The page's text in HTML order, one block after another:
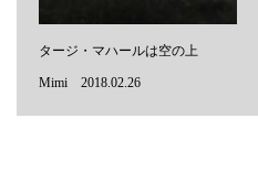
タージ・マハールは空の上
Mimi 2018.02.26